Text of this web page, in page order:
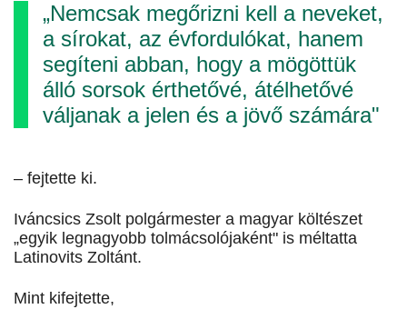
„Nemcsak megőrizni kell a neveket,
a sírokat, az évfordulókat, hanem
segíteni abban, hogy a mögöttük
álló sorsok érthetővé, átélhetővé
váljanak a jelen és a jövő számára"
– fejtette ki.
Iváncsics Zsolt polgármester a magyar költészet
„egyik legnagyobb tolmácsolójaként" is méltatta
Latinovits Zoltánt.
Mint kifejtette,